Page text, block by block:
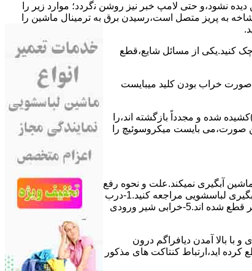
نشود،و حتی ﻻﻣﭗ ﺧﺒﺮ ﻧﯿﺰ روﺷﻦ ﻧگردد؛ موارد زیر را
ﺷﺪه است.نحوه رفع:درحالیکه دوﺷﺎﺧﻪ ﺑﻪ ﭘﺮﯾﺰ ﻣﺘﺼﻞ اﺳﺖ،رﺳﯿﺪن ﺑﺮق ﺑﻪ ﺗﺮﻣﯿﻨﺎل ﻣﺎﺷﯿﻦ را
چک کنید.یکی از مسائل شایع،ﻗﻄﻊ
ﺻﻮرت ﺧﺮاب ﺑﻮدن ﮐﻠﯿﺪ میبایست
شده و مجدداً بازگشته اند،را
ﺻﻮرت،می بایست ﻣﯿﮑﺮوﺳﻮﺋﯿﭻ را
آﺑﮕﯿﺮی نمیکند.ﻋﻠﺖ و نحوه رﻓﻊ
مشکل:آبگیری کند ماشین لباسشویی و یا آبگیر نکردن آن می تواند دلایل متفاوتی داشته باشد.برای مطالعه بیشتر می توانید به مشکلات مرتبط با آبگیری لباسشویی مراجعه کنید.1-درب
ﻣﺎﺷﯿﻦ ﺑﺎز اﺳﺖ.2-ﻣﯿﮑﺮوﺳﻮﺋﯿﭻ ﺧﺮاب اﺳﺖ.3-ﻫﯿﺪرواﺳﺘﺎت ﺧﺮاب اﺳﺖ.4-سیمهای راﺑﻂ ﺑﯿﻦ ﮐﻠﯿﺪ ﺗﺎﯾﻤﺮ لباسشویی،ﻣﯿﮑﺮوﺳﻮﺋﯿﭻ،ﻫﯿﺪرواﺳﺘﺎت و ﺷﯿﺮ ﻗﻄﻊ ﺷﺪه اند.5-خرابی شیر ورودی
از اﺗﻤﺎم عمل آﺑﮕﯿﺮی و ﺑﺎ ﺑﺎﻻ آﻣﺪن دﯾﺎﻓﺮاﮔﻢ درون
را ﻗﻄﻊ کرده اید،ارﺗﺒﺎط ﮐﻨﺘﺎﮐﺖ ﻫﺎی ﻣﺬﮐﻮر